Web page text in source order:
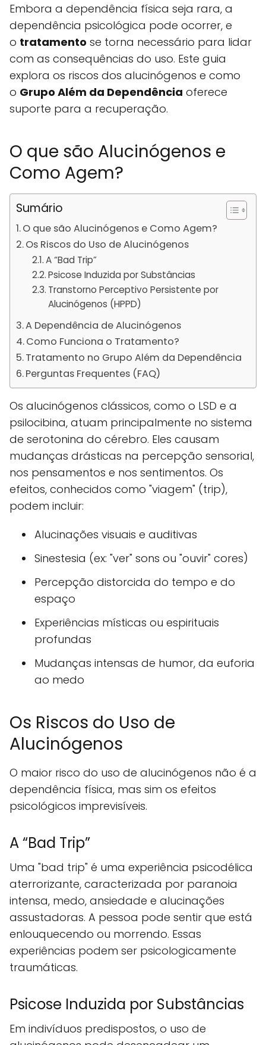
Embora a dependência física seja rara, a
dependência psicológica pode ocorrer, e
o tratamento se torna necessário para lidar
com as consequências do uso. Este guia
explora os riscos dos alucinógenos e como
o Grupo Além da Dependência oferece
suporte para a recuperação.
O que são Alucinógenos e
Como Agem?
Sumário
O que são Alucinógenos e Como Agem?
Os Riscos do Uso de Alucinógenos
A “Bad Trip”
Psicose Induzida por Substâncias
Transtorno Perceptivo Persistente por
Alucinógenos (HPPD)
A Dependência de Alucinógenos
Como Funciona o Tratamento?
Tratamento no Grupo Além da Dependência
Perguntas Frequentes (FAQ)
Os alucinógenos clássicos, como o LSD e a
psilocibina, atuam principalmente no sistema
de serotonina do cérebro. Eles causam
mudanças drásticas na percepção sensorial,
nos pensamentos e nos sentimentos. Os
efeitos, conhecidos como "viagem" (trip),
podem incluir:
Alucinações visuais e auditivas
Sinestesia (ex: "ver" sons ou "ouvir" cores)
Percepção distorcida do tempo e do
espaço
Experiências místicas ou espirituais
profundas
Mudanças intensas de humor, da euforia
ao medo
Os Riscos do Uso de
Alucinógenos
O maior risco do uso de alucinógenos não é a
dependência física, mas sim os efeitos
psicológicos imprevisíveis.
A “Bad Trip”
Uma "bad trip" é uma experiência psicodélica
aterrorizante, caracterizada por paranoia
intensa, medo, ansiedade e alucinações
assustadoras. A pessoa pode sentir que está
enlouquecendo ou morrendo. Essas
experiências podem ser psicologicamente
traumáticas.
Psicose Induzida por Substâncias
Em indivíduos predispostos, o uso de